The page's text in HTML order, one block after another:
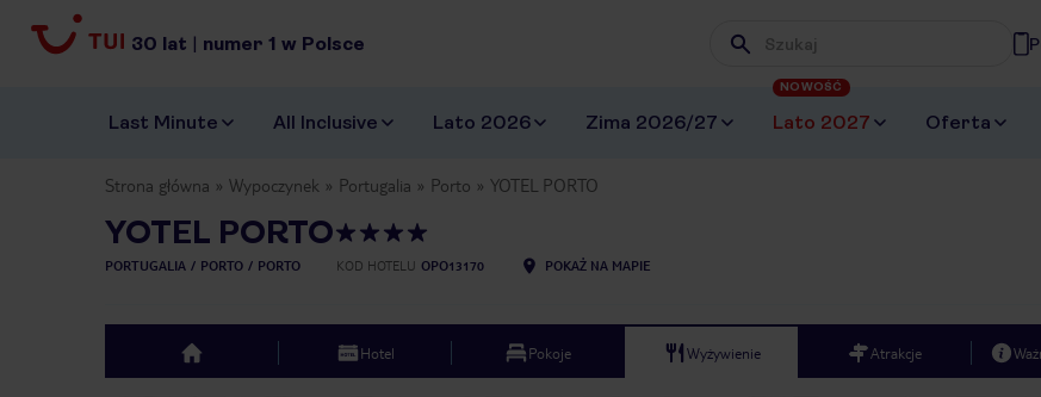
30 lat | numer 1 w Polsce Wpisz frazę, której szukasz
Last Minute All Inclusive Lato 2026 Zima 2026/27 Lato 2027
NOWOŚĆ
Oferta
Strona główna Wypoczynek Portugalia Porto YOTEL PORTO
YOTEL PORTO
PORTUGALIA PORTO PORTO KOD HOTELU OPO13170 POKAŻ NA MAPIE
top Hotel Pokoje Wyżywienie Atrakcje